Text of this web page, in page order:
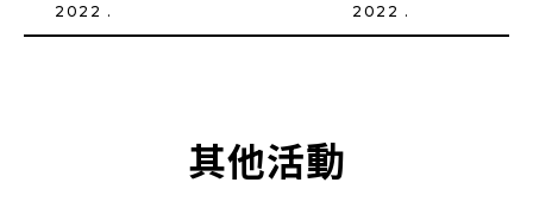
2022 . 2022 .
其他活動